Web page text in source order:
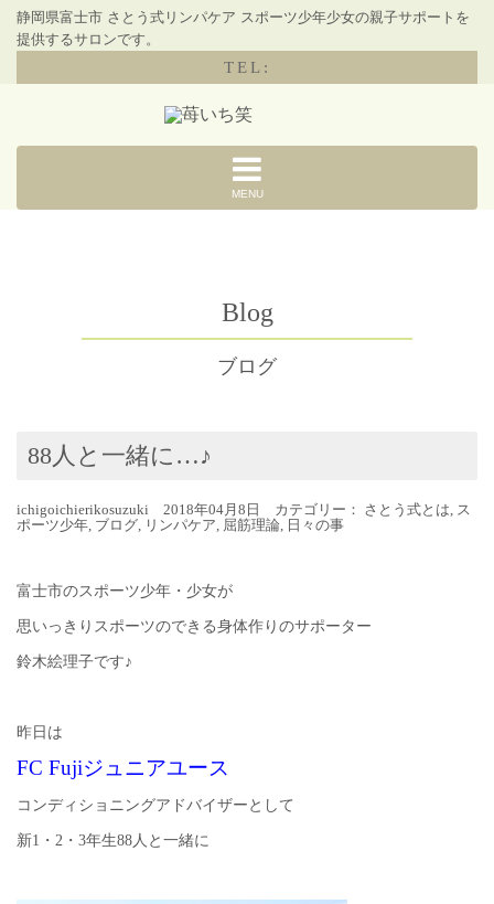
静岡県富士市 さとう式リンパケア スポーツ少年少女の親子サポートを
提供するサロンです。
TEL:
MENU
Blog
ブログ
88人と一緒に…♪
ichigoichierikosuzuki 2018年04月8日 カテゴリー： さとう式とは, ス
ポーツ少年, ブログ, リンパケア, 屈筋理論, 日々の事
富士市のスポーツ少年・少女が
思いっきりスポーツのできる身体作りのサポーター
鈴木絵理子です♪
昨日は
FC Fujiジュニアユース
コンディショニングアドバイザーとして
新1・2・3年生88人と一緒に